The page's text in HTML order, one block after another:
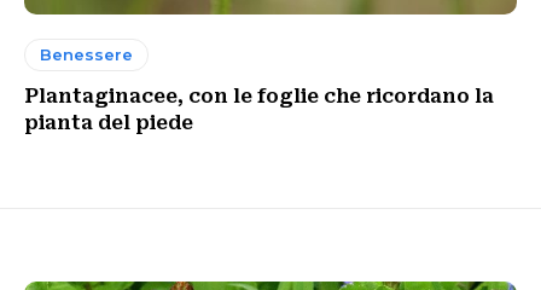
Benessere
Plantaginacee, con le foglie che ricordano la
pianta del piede